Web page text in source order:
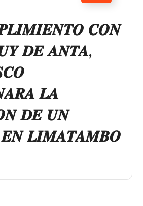
𝑪𝑶𝑵
𝑫𝑬 𝑨𝑵𝑻𝑨,
𝑳𝑨
𝑫𝑬 𝑼𝑵
𝑳𝑰𝑴𝑨𝑻𝑨𝑴𝑩𝑶